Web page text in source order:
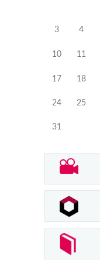
3 4
10 11
17 18
24 25
31